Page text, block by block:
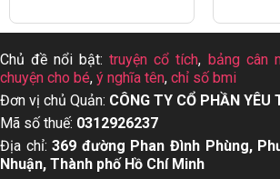
Chủ đề nổi bật:truyện cổ tích, bảng cân
chuyện cho bé, ý nghĩa tên, chỉ số bmi
Đơn vị chủ Quản: CÔNG TY CỔ PHẦN YÊU
Mã số thuế: 0312926237
Địa chỉ:369 đường Phan Đình Phùng,
Nhuận, Thành phố Hồ Chí Minh